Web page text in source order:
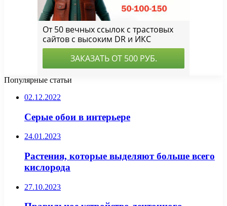
Популярные статьи
02.12.2022
Серые обои в интерьере
24.01.2023
Растения, которые выделяют больше всего
кислорода
27.10.2023